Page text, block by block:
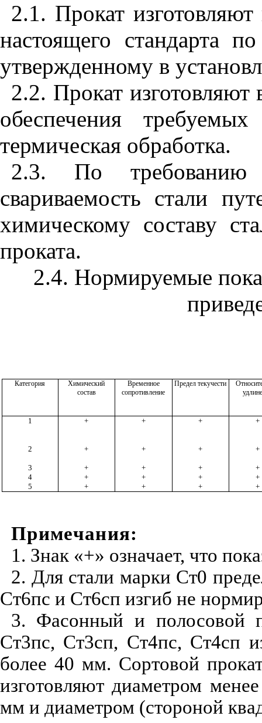
2.1. Прокат
настоящего стандарта
утвержденному в
2.2. Прокат изготовляют
обеспечения
термическая обработка.
2.3. По требованию
свариваемость стали
химическому составу
проката.
2.4. Нормируемые
Категория
Химический
состав
Временное
сопротивление
Предел текучести
1 + + + +
2 + + + +
3 + + +
+
4
+ + +
+
5
+ + + +
Примечания:
1. Знак «+» означает, что
2. Для стали марки Ст0
Ст6пс и Ст6сп изгиб не
3. Фасонный и полосовой
Ст3пс, Ст3сп, Ст4пс, Ст4сп
более 40 мм. Сортовой
изготовляют диаметром
мм и диаметром (стороной